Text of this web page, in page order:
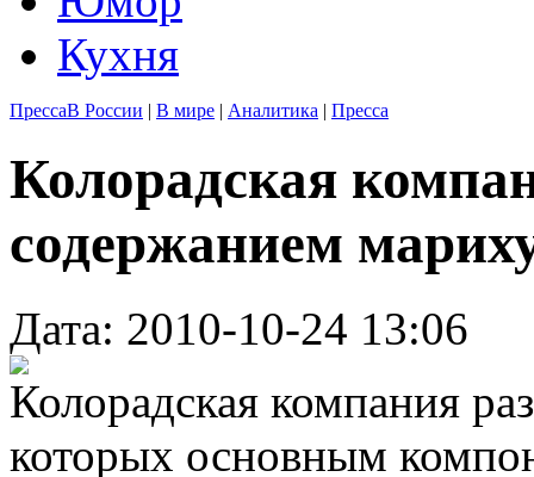
Кухня
ПрессаВ России | В мире | Аналитика | Пресса
Колорадская
содержанием
Дата: 2010-10-24 13:06
Колорадская компания
которых основным